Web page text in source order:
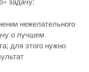
нежелательного
о лучшем
для этого нужно